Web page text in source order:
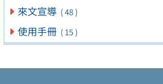
來文宣導 ( 48 )
使用手冊 ( 15 )